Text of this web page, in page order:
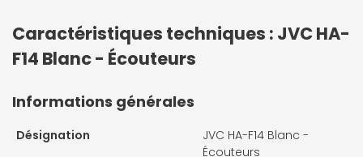
Caractéristiques techniques : JVC HA-
F14 Blanc - Écouteurs
Informations générales
Désignation
JVC HA-F14 Blanc -
Écouteurs